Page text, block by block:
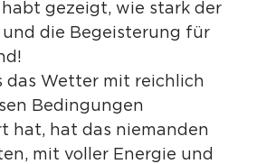
gezeigt, wie stark der
die Begeisterung für
das Wetter mit reichlich
Bedingungen
hat, hat das niemanden
mit voller Energie und